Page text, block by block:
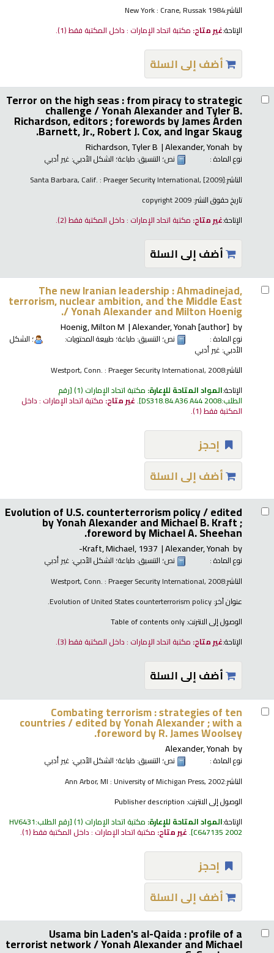
الناشر:New York : Crane, Russak 1984
الإتاحة:غير متاح: مكتبة اتحاد الإمارات : داخل المكتبة فقط(1).
أضف إلى السلة
Terror on the high seas : from piracy to strategic
challenge /Yonah Alexander and Tyler B.
Richardson, editors ; forewords by James Arden
Barnett, Jr., Robert J. Cox, and Ingar Skaug.
by
Alexander, Yonah
Richardson, Tyler B
نوع المادة : نص؛ التنسيق: طباعة؛ الشكل الأدبي: غير أدبي
الناشر:Santa Barbara, Calif. : Praeger Security International, [2009]
تاريخ حقوق النشر:
الإتاحة:غير متاح: مكتبة اتحاد الإمارات : داخل المكتبة فقط(2).
أضف إلى السلة
The new Iranian leadership : Ahmadinejad,
terrorism, nuclear ambition, and the Middle East
/Yonah Alexander and Milton Hoenig.
by
Alexander, Yonah[author]
Hoenig, Milton M
نوع المادة : نص؛ التنسيق: طباعة؛ طبيعة المحتويات: ؛ الشكل
الأدبي: غير أدبي
الناشر:Westport, Conn. : Praeger Security International, 2008
الإتاحة:المواد المتاحة للإعارة: مكتبة اتحاد الإمارات (1) رقم
الطلب:DS318.84.A36 A44 2008
.غير متاح: مكتبة اتحاد الإمارات : داخل
المكتبة فقط(1).
إحجز
أضف إلى السلة
Evolution of U.S. counterterrorism policy /edited
by Yonah Alexander and Michael B. Kraft ;
foreword by Michael A. Sheehan.
by
Alexander, Yonah
Kraft, Michael, 1937-
نوع المادة : نص؛ التنسيق: طباعة؛ الشكل الأدبي: غير أدبي
الناشر:Westport, Conn. : Praeger Security International, 2008
عنوان آخر:Evolution of United States counterterrorism policy.
الوصول إلى الانترنت:Table of contents only
الإتاحة:غير متاح: مكتبة اتحاد الإمارات : داخل المكتبة فقط(3).
أضف إلى السلة
Combating terrorism : strategies of ten
countries /edited by Yonah Alexander ; with a
foreword by R. James Woolsey.
by
Alexander, Yonah
نوع المادة : نص؛ التنسيق: طباعة؛ الشكل الأدبي: غير أدبي
الناشر:Ann Arbor, MI : University of Michigan Press, 2002
الوصول إلى الانترنت: Publisher description
الإتاحة:المواد المتاحة للإعارة: مكتبة اتحاد الإمارات (1) رقم الطلب:HV6431
C647135 2002
.غير متاح: مكتبة اتحاد الإمارات : داخل المكتبة فقط(1).
إحجز
أضف إلى السلة
Usama bin Laden's al-Qaida : profile of a
terrorist network /Yonah Alexander and Michael